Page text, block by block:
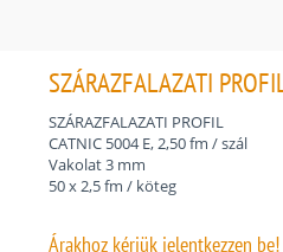
SZÁRAZFALAZATI
SZÁRAZFALAZATI PROFIL
CATNIC 5004 E, 2,50 fm / szál
Vakolat 3 mm
50 x 2,5 fm / köteg
Árakhoz kérjük jelentkezzen be!